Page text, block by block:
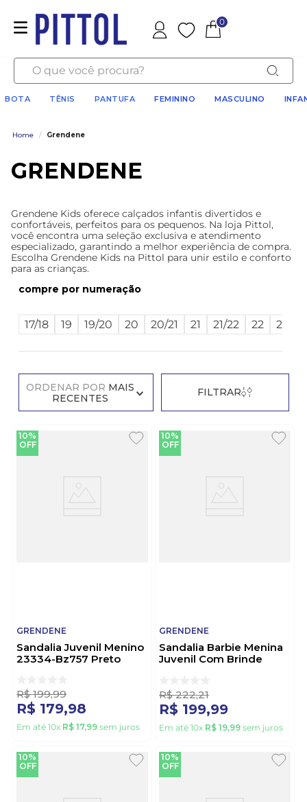
Favoritos
0
O que você procura?
BOTA TÊNIS PANTUFA FEMININO MASCULINO
Home / Grendene
GRENDENE
Grendene Kids oferece calçados infantis divertidos e
confortáveis, perfeitos para os pequenos. Na loja Pittol,
você encontra uma seleção exclusiva e atendimento
especializado, garantindo a melhor experiência de compra.
Escolha Grendene Kids na Pittol para unir estilo e conforto
para as crianças.
numeração
17/18 19 19/20 20 20/21 21 21/22 22 23/24
ORDENAR POR MAIS
RECENTES
FILTRAR
10%
OFF
GRENDENE
Sandalia Juvenil Menino
23334-Bz757 Preto
R$ 199,99
R$ 179,98
Em até 10x R$ 17,99 sem juros
10%
OFF
GRENDENE
Sandalia Barbie Menina
Juvenil Com Brinde
R$ 222,21
R$ 199,99
Em até 10x R$ 19,99 sem juros
10%
OFF
10%
OFF